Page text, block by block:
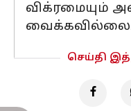
விக்ரமையும்
செய்தி